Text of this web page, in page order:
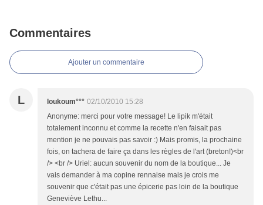
Commentaires
Ajouter un commentaire
L loukoum°°° 02/10/2010 15:28
Anonyme: merci pour votre message! Le lipik m'était
totalement inconnu et comme la recette n'en faisait pas
mention je ne pouvais pas savoir :) Mais promis, la prochaine
fois, on tachera de faire ça dans les règles de l'art (breton!)<br
/> <br /> Uriel: aucun souvenir du nom de la boutique... Je
vais demander à ma copine rennaise mais je crois me
souvenir que c'était pas une épicerie pas loin de la boutique
Geneviève Lethu...